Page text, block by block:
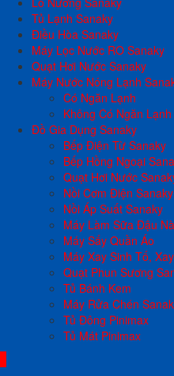
Tủ Lạnh Sanaky
Điều Hòa Sanaky
Máy Lọc Nước RO Sanaky
Quạt Hơi Nước Sanaky
Máy Nước Nóng Lạnh
Có Ngăn Lạnh
Không Có Ngăn Lạnh
Đồ Gia Dụng Sanaky
Bếp Điện Từ Sanaky
Bếp Hồng Ngoại
Quạt Hơi Nước
Nồi Cơm Điện Sanaky
Nồi Áp Suất Sanaky
Máy Làm Sữa Đậu
Máy Sấy Quần Áo
Máy Xay Sinh Tố,
Quạt Phun Sương
Tủ Bánh Kem
Máy Rửa Chén
Tủ Đông Pinimax
Tủ Mát Pinimax